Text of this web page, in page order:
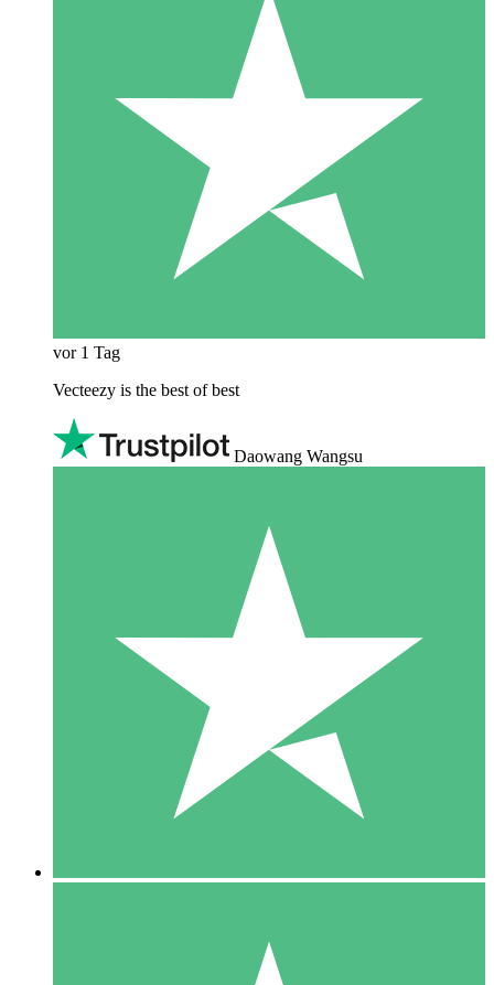
vor 1 Tag
Vecteezy is the best of best
Daowang Wangsu